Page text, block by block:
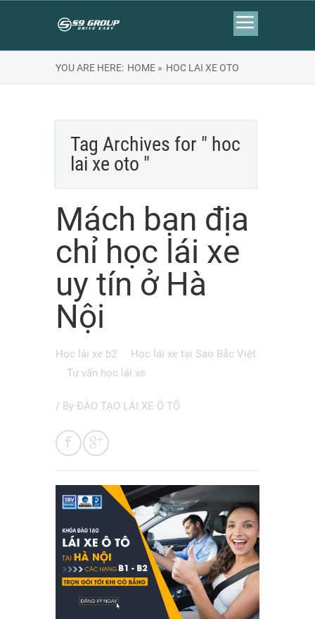
YOU ARE HERE: HOME » HOC LAI XE OTO
Tag Archives for " hoc
lai xe oto "
Mách bạn địa
chỉ học lái xe
uy tín ở Hà
Nội
Học lái xe b2
Học lái xe tại Sao Bắc Việt
Tư vấn học lái xe
/ By ĐÀO TẠO LÁI XE Ô TÔ